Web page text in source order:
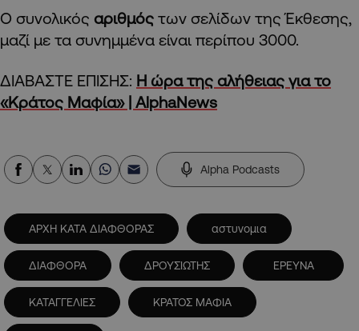
Ο συνολικός αριθμός των σελίδων της Έκθεσης,
μαζί με τα συνημμένα είναι περίπου 3000.
ΔΙΑΒΑΣΤΕ ΕΠΙΣΗΣ: Η ώρα της αλήθειας για το
«Κράτος Μαφία» | AlphaNews
Alpha Podcasts
ΑΡΧΗ ΚΑΤΑ ΔΙΑΦΘΟΡΑΣ αστυνομια
ΔΙΑΦΘΟΡΑ ΔΡΟΥΣΙΩΤΗΣ ΕΡΕΥΝΑ
ΚΑΤΑΓΓΕΛΙΕΣ ΚΡΑΤΟΣ ΜΑΦΙΑ